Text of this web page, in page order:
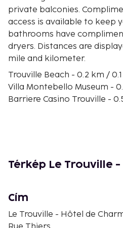
private balconies.
access is available to keep
bathrooms have
dryers. Distances are
mile and kilometer.
Trouville Beach - 0.2 km /
Villa Montebello Museum -
Barriere Casino Trouville -
Deauville Beach - 1.6 km / 1
Casino Barriere de Deauville -
Deauville Olympic Pool - 1.9
Saint-Augustin Church - 2.1
Térkép Le Trouville
Cím
Le Trouville - Hôtel de